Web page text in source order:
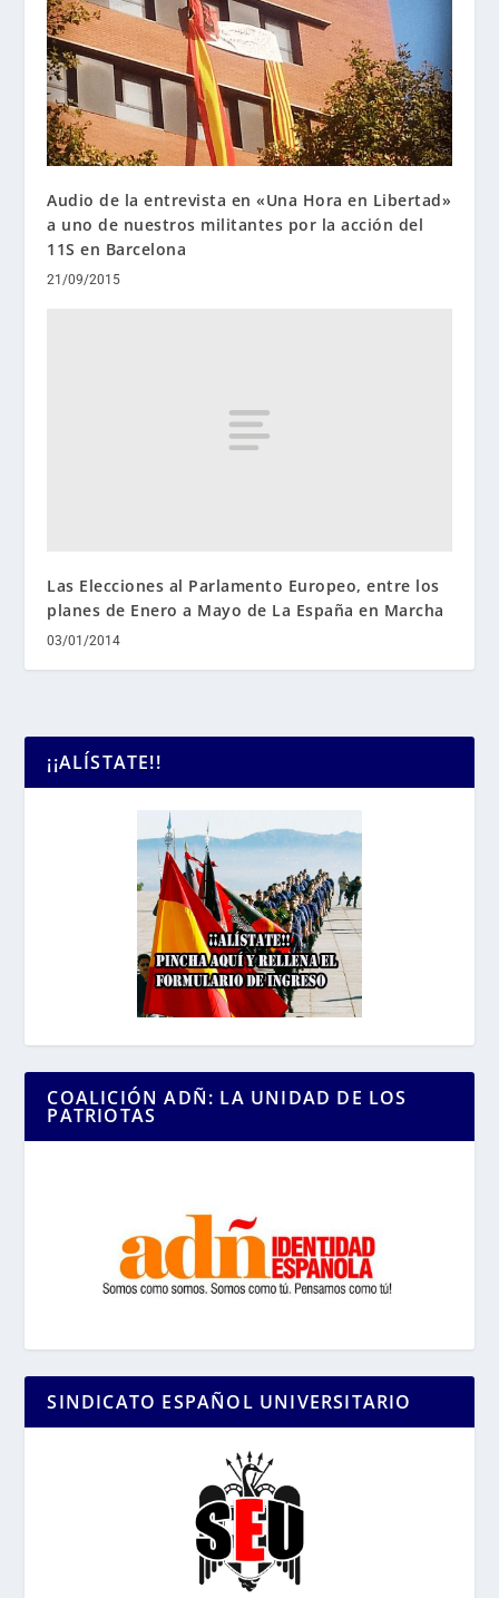
Audio de la entrevista en «Una Hora en Libertad»
a uno de nuestros militantes por la acción del
11S en Barcelona
21/09/2015
Las Elecciones al Parlamento Europeo, entre los
planes de Enero a Mayo de La España en Marcha
03/01/2014
¡¡ALÍSTATE!!
COALICIÓN ADÑ: LA UNIDAD DE LOS
PATRIOTAS
SINDICATO ESPAÑOL UNIVERSITARIO